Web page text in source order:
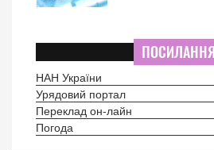
НАН України
Урядовий портал
Переклад он-лайн
Погода